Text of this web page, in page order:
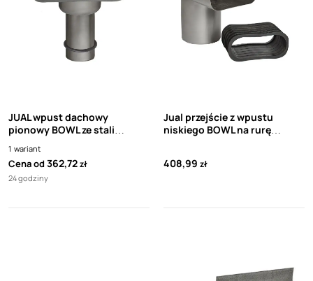
JUAL wpust dachowy
pionowy BOWL ze stali
bitumicznym DN110
1 wariant
Cena od362,72zł
24 godziny
Jual przejście z wpustu
niskiego BOWL na rurę
408,99 zł